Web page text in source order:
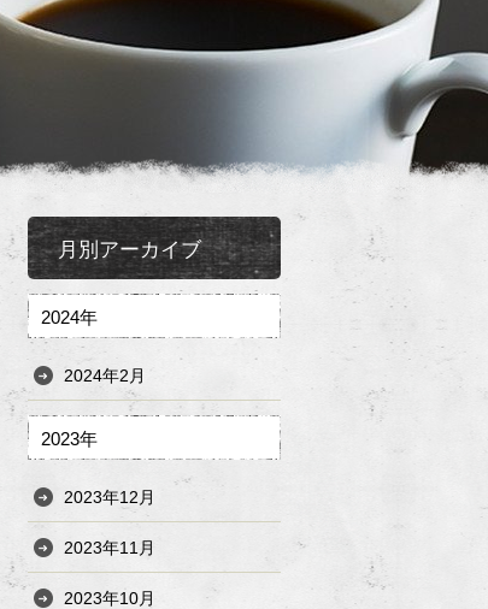
月別アーカイブ
2024年
2024年2月
2023年
2023年12月
2023年11月
2023年10月